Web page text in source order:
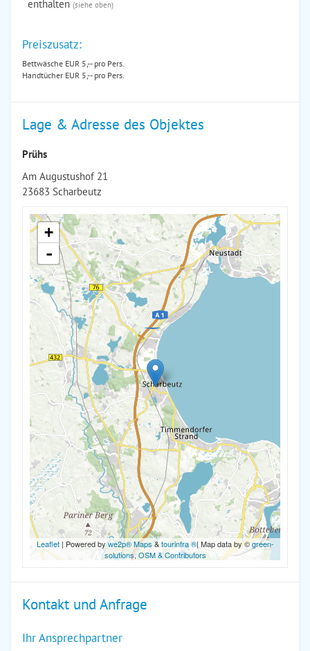
enthalten (siehe oben)
Preiszusatz:
Bettwäsche EUR 5,-- pro Pers.
Handtücher EUR 5,-- pro Pers.
Lage & Adresse des Objektes
Prühs
Am Augustushof 21
23683 Scharbeutz
+
-
Leaflet| Powered bywe2p® Maps&tourinfra ®| Map data by ©green-
solutions,OSM & Contributors
Kontakt und Anfrage
Ihr Ansprechpartner